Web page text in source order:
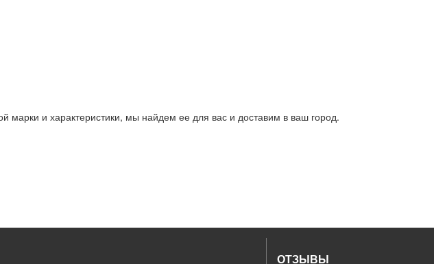
марки и характеристики, мы найдем ее для вас и доставим в ваш город.
ОТЗЫВЫ